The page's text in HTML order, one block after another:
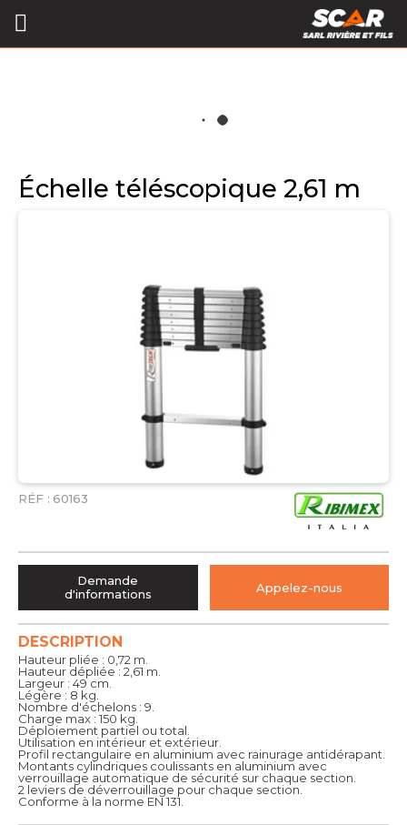
Échelle téléscopique 2,61 m
RÉF : 60163
DESCRIPTION
Hauteur pliée : 0,72 m.
Hauteur dépliée : 2,61 m.
Largeur : 49 cm.
Légère : 8 kg.
Nombre d'échelons : 9.
Charge max : 150 kg.
Déploiement partiel ou total.
Utilisation en intérieur et extérieur.
Profil rectangulaire en aluminium avec rainurage antidérapant.
Montants cylindriques coulissants en aluminium avec
verrouillage automatique de sécurité sur chaque section.
2 leviers de déverrouillage pour chaque section.
Conforme à la norme EN 131.
Demande
d'informations
Appelez-nous